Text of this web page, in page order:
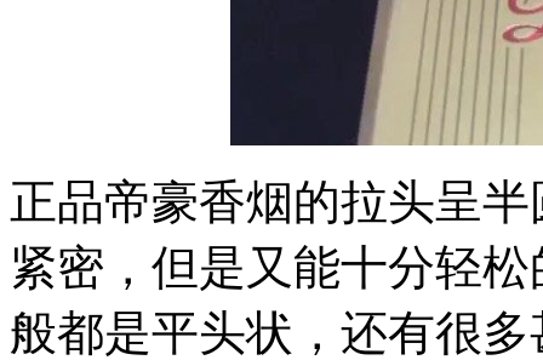
正品帝豪香烟的拉头呈
紧密，但是又能十分轻
般都是平头状，还有很